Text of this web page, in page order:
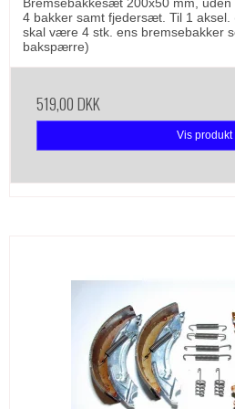
Bremsebakkesæt 200x50 mm,
4 bakker samt fjedersæt. Til 1
skal være 4 stk. ens bremsebakker
bakspærre)
519,00 DKK
Vis produkt